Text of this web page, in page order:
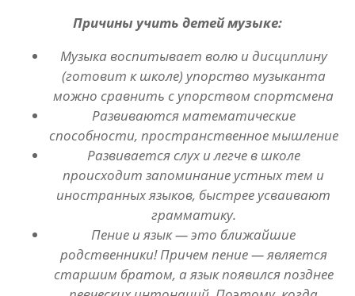
Причины учить детей музыке:
Музыка воспитывает волю и дисциплину
(готовит к школе) упорство музыканта
можно сравнить с упорством спортсмена
Развиваются математические
способности, пространственное мышление
Развивается слух и легче в школе
происходит запоминание устных тем и
иностранных языков, быстрее усваивают
грамматику.
Пение и язык — это ближайшие
родственники! Причем пение — является
старшим братом, а язык появился позднее